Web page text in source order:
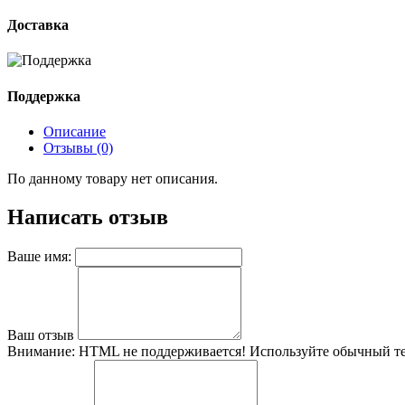
Доставка
Поддержка
Описание
Отзывы (0)
По данному товару нет описания.
Написать отзыв
Ваше имя:
Ваш отзыв
Внимание: HTML не поддерживается! Используйте обычный